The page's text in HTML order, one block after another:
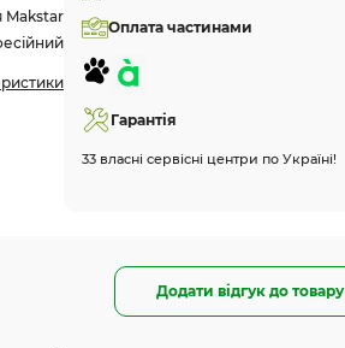
Makstar
Оплата частинами
Гарантія
33 власні сервісні центри по Україні!
Додати відгук до товару